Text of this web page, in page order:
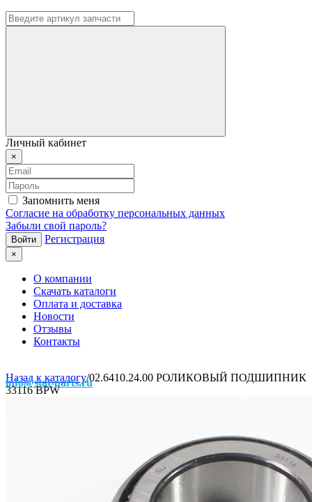
Личный кабинет
×
Запомнить меня
Согласие на обработку персональных данных
Забыли свой пароль?
Регистрация
×
О компании
Скачать каталоги
Оплата и доставка
Новости
Отзывы
Контакты
info@stat-parts.ru
Назад к каталогу/02.6410.24.00 РОЛИКОВЫЙ ПОДШИПНИК
33116 BPW